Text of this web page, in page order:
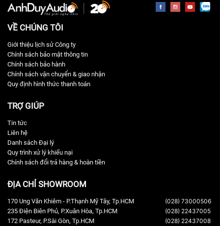
VỀ CHÚNG TÔI
Giới thiệu lịch sử Công ty
Chính sách bảo mật thông tin
Chính sách bảo hành
Chính sách vận chuyển & giao nhận
Quy định hình thức thanh toán
TRỢ GIÚP
Tin tức
Liên hệ
Danh sách Đại lý
Quy trình xử lý khiếu nại
Chính sách đổi trả hàng & hoàn tiền
ĐỊA CHỈ SHOWROOM
170 Ung Văn Khiêm - P.Thạnh Mỹ Tây, Tp.HCM
235 Điện Biên Phủ, P.Xuân Hòa, Tp.HCM
172 Pasteur, P.Sài Gòn, Tp.HCM
(028) 73000506
(028) 22437005
(028) 22437008